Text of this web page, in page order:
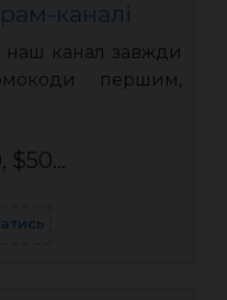
каналі
наш канал завжди
першим,
$50...